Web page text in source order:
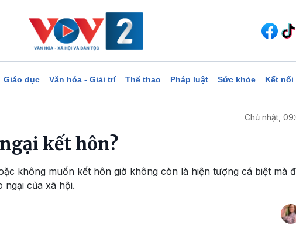
Giáo dục Văn hóa - Giải trí Thể thao Pháp luật Sức khỏe Kết nối
Chủ nhật,
kết hôn?
không muốn kết hôn giờ không còn là hiện tượng cá biệt mà
của xã hội.